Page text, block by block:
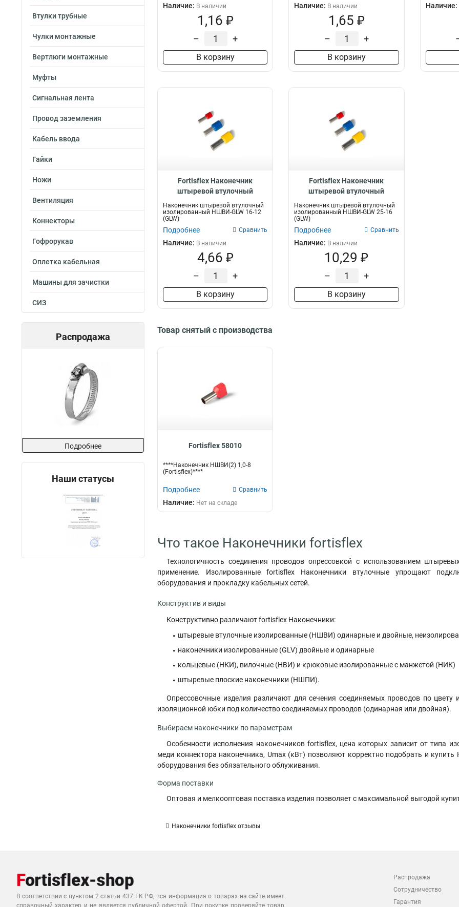
Втулки трубные
Чулки монтажные
Вертлюги монтажные
Муфты
Сигнальная лента
Провод заземления
Кабель ввода
Гайки
Ножи
Вентиляция
Коннекторы
Гофрорукав
Оплетка кабельная
Машины для зачистки
СИЗ
Распродажа
Подробнее
Наши статусы
Наличие: В наличии
1,16 ₽
– +
В корзину
Наличие: В наличии
1,65 ₽
– +
В корзину
Наличие:
Fortisflex Наконечник
штыревой втулочный
изолированный НШВИ-GLW
16-12, 61582
Наконечник штыревой втулочный
изолированный НШВИ-GLW 16-12
(GLW)
Подробнее Сравнить
Наличие: В наличии
4,66 ₽
– +
В корзину
Fortisflex Наконечник
штыревой втулочный
изолированный НШВИ-GLW
25-16, 61583
Наконечник штыревой втулочный
изолированный НШВИ-GLW 25-16
(GLW)
Подробнее Сравнить
Наличие: В наличии
10,29 ₽
– +
В корзину
Товар снятый с производства
Fortisflex 58010
****Наконечник НШВИ(2) 1,0-8
(Fortisflex)****
Подробнее Сравнить
Наличие: Нет на складе
Что такое Наконечники fortisflex
Технологичность соединения проводов опрессовкой с использованием
применение. Изолированные fortisflex Наконечники втулочные упрощают
оборудования и прокладку кабельных сетей.
Конструктив и виды
Конструктивно различают fortisflex Наконечники:
штыревые втулочные изолированные (НШВИ) одинарные и двойные,
наконечники изолированные (GLV) двойные и одинарные
кольцевые (НКИ), вилочные (НВИ) и крюковые изолированные с манжетой (НИК)
штыревые плоские наконечники (НШПИ).
Опрессовочные изделия различают для сечения соединяемых проводов по цвету
изоляционной юбки под количество соединяемых проводов (одинарная или двойная).
Выбираем наконечники по параметрам
Особенности исполнения наконечников fortisflex, цена которых зависит от типа
меди коннектора наконечника, Umax (кВт) позволяют корректно подобрать и
оборудования без обязательного облуживания.
Форма поставки
Оптовая и мелкооптовая поставка изделия позволяет с максимальной выгодой
Наконечники fortisflex отзывы
В соответствии с пунктом 2 статьи 437 ГК РФ, вся информация о товарах на сайте имеет
Распродажа
Сотрудничество
Гарантия